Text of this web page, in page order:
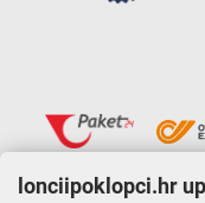
lonciipoklopci.hr